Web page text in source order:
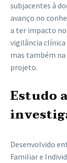
subjacentes à
avanço no
a ter impacto
vigilância clínica
mas também
projeto.
Estudo
Desenvolvido
Familiar e